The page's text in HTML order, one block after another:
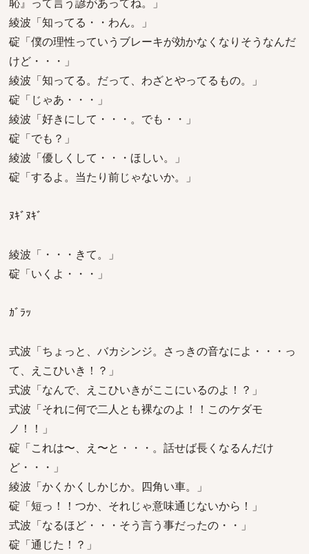
綾波「知ってる・・わん。」
碇「僕の理性っていうブレーキが効かなくなりそうなんだ
けど・・・」
綾波「知ってる。だって、わざとやってるもの。」
碇「じゃあ・・・」
綾波「好きにして・・・。でも・・」
碇「でも？」
綾波「優しくして・・・ほしい。」
碇「するよ。当たり前じゃないか。」
ﾇｷﾞﾇｷﾞ
綾波「・・・きて。」
碇「いくよ・・・」
ｶﾞﾗｯ
式波「ちょっと、バカシンジ。さっきの音なによ・・・っ
て、えこひいき！？」
式波「なんで、えこひいきがここにいるのよ！？」
式波「それに何で二人とも裸なのよ！！このケダモ
ノ！！」
碇「これは〜、え〜と・・・。話せば長くなるんだけ
ど・・・」
綾波「かくかくしかじか。四角い車。」
碇「短っ！！つか、それじゃ意味通じないから！」
式波「なるほど・・・そう言う事だったの・・」
碇「通じた！？」